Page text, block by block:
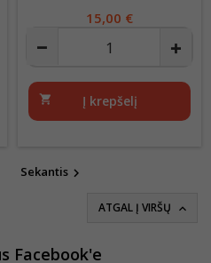
Kaina
15,00 €
shopping_cart Į krepšelį
Sekantis 
ATGAL Į VIRŠŲ 
Facebook'e